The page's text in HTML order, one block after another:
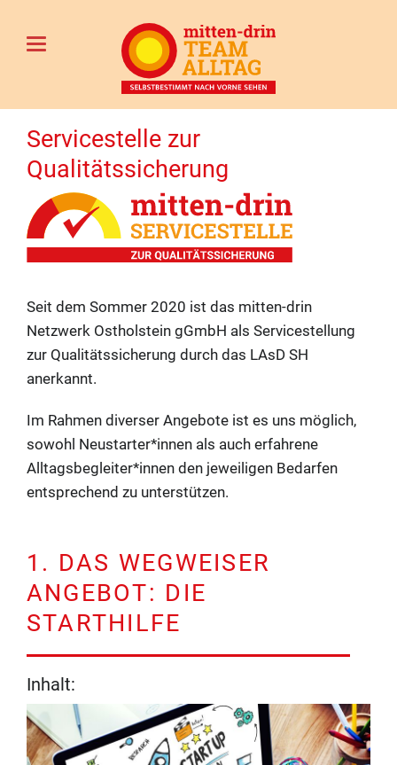
Servicestelle zur
Qualitätssicherung
Seit dem Sommer 2020 ist das mitten-drin
Netzwerk Ostholstein gGmbH als Servicestellung
zur Qualitätssicherung durch das LAsD SH
anerkannt.
Im Rahmen diverser Angebote ist es uns möglich,
sowohl Neustarter*innen als auch erfahrene
Alltagsbegleiter*innen den jeweiligen Bedarfen
entsprechend zu unterstützen.
1. DAS WEGWEISER
ANGEBOT: DIE
STARTHILFE
Inhalt: